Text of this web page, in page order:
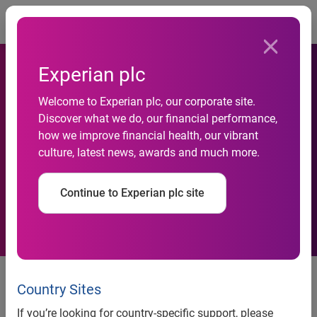
Experian plc
Welcome to Experian plc, our corporate site.
Discover what we do, our financial performance,
how we improve financial health, our vibrant
culture, latest news, awards and much more.
Continue to Experian plc site
Country Sites
If you’re looking for country-specific support, please
Experian Marketing Services
dévoile les résultats
exclusifs de son enquête sur
le marketing cross-canal
Paris, le 18 Septembre 2014 –Experian Marketing
Services, expert mondial de la qualité de données, de la
connaissance client et du marketing cross-canal, partage